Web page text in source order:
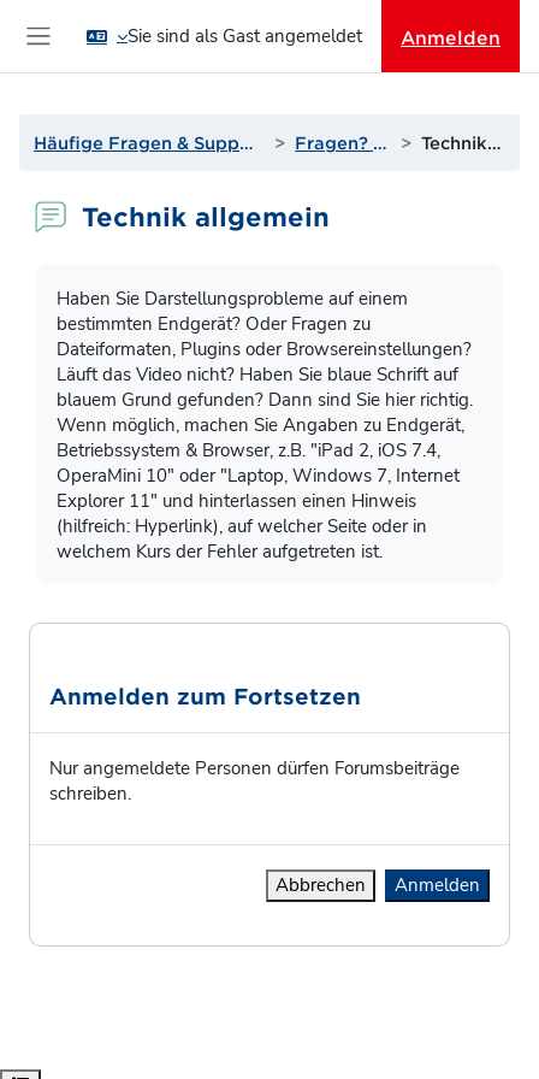
Sie sind als Gast angemeldet Anmelden
Häufige Fragen & Support zur Lernplattform Fragen? Antworten! Technik allgemein
Technik allgemein
Haben Sie Darstellungsprobleme auf einem
bestimmten Endgerät? Oder Fragen zu
Dateiformaten, Plugins oder Browsereinstellungen?
Läuft das Video nicht? Haben Sie blaue Schrift auf
blauem Grund gefunden? Dann sind Sie hier richtig.
Wenn möglich, machen Sie Angaben zu Endgerät,
Betriebssystem & Browser, z.B. "iPad 2, iOS 7.4,
OperaMini 10" oder "Laptop, Windows 7, Internet
Explorer 11" und hinterlassen einen Hinweis
(hilfreich: Hyperlink), auf welcher Seite oder in
welchem Kurs der Fehler aufgetreten ist.
Anmelden zum Fortsetzen
Nur angemeldete Personen dürfen Forumsbeiträge
schreiben.
Abbrechen Anmelden